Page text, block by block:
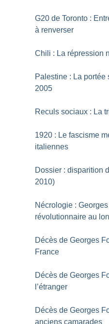
G20 de Toronto :
à renverser
Chili : La répression
Palestine : La portée
2005
Reculs sociaux : La
1920 : Le fascisme
italiennes
Dossier : disparition
2010)
Nécrologie :
révolutionnaire au
Décès de Georges
France
Décès de Georges
l’étranger
Décès de Georges
anciens camarades